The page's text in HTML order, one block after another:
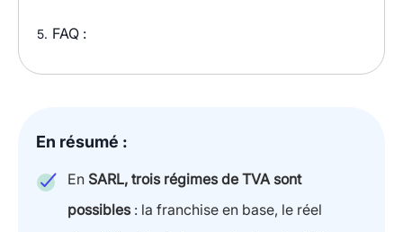
5. FAQ :
En résumé :
En SARL, trois régimes de TVA sont
possibles: la franchise en base, le réel